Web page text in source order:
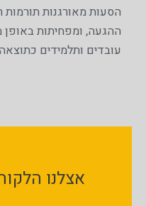
הסעות מאורגנות
ההגעה, ומפחיתות
עובדים ותלמידים
אצלנו